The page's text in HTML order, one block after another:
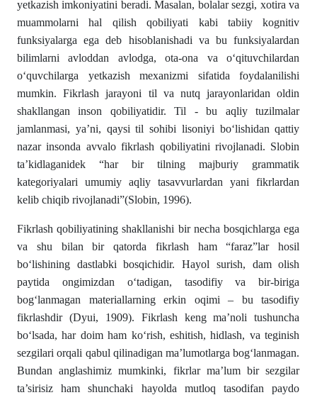
yetkazish imkoniyatini beradi. Masalan, bolalar sezgi, xotira va
muammolarni hal qilish qobiliyati kabi tabiiy kognitiv
funksiyalarga ega deb hisoblanishadi va bu funksiyalardan
bilimlarni avloddan avlodga, ota-ona va o‘qituvchilardan
o‘quvchilarga yetkazish mexanizmi sifatida foydalanilishi
mumkin. Fikrlash jarayoni til va nutq jarayonlaridan oldin
shakllangan inson qobiliyatidir. Til - bu aqliy tuzilmalar
jamlanmasi, ya’ni, qaysi til sohibi lisoniyi bo‘lishidan qattiy
nazar insonda avvalo fikrlash qobiliyatini rivojlanadi. Slobin
ta’kidlaganidek “har bir tilning majburiy grammatik
kategoriyalari umumiy aqliy tasavvurlardan yani fikrlardan
kelib chiqib rivojlanadi”(Slobin, 1996).
Fikrlash qobiliyatining shakllanishi bir necha bosqichlarga ega
va shu bilan bir qatorda fikrlash ham “faraz”lar hosil
bo‘lishining dastlabki bosqichidir. Hayol surish, dam olish
paytida ongimizdan o‘tadigan, tasodifiy va bir-biriga
bog‘lanmagan materiallarning erkin oqimi – bu tasodifiy
fikrlashdir (Dyui, 1909). Fikrlash keng ma’noli tushuncha
bo‘lsada, har doim ham ko‘rish, eshitish, hidlash, va teginish
sezgilari orqali qabul qilinadigan ma’lumotlarga bog‘lanmagan.
Bundan anglashimiz mumkinki, fikrlar ma’lum bir sezgilar
ta’sirisiz ham shunchaki hayolda mutloq tasodifan paydo